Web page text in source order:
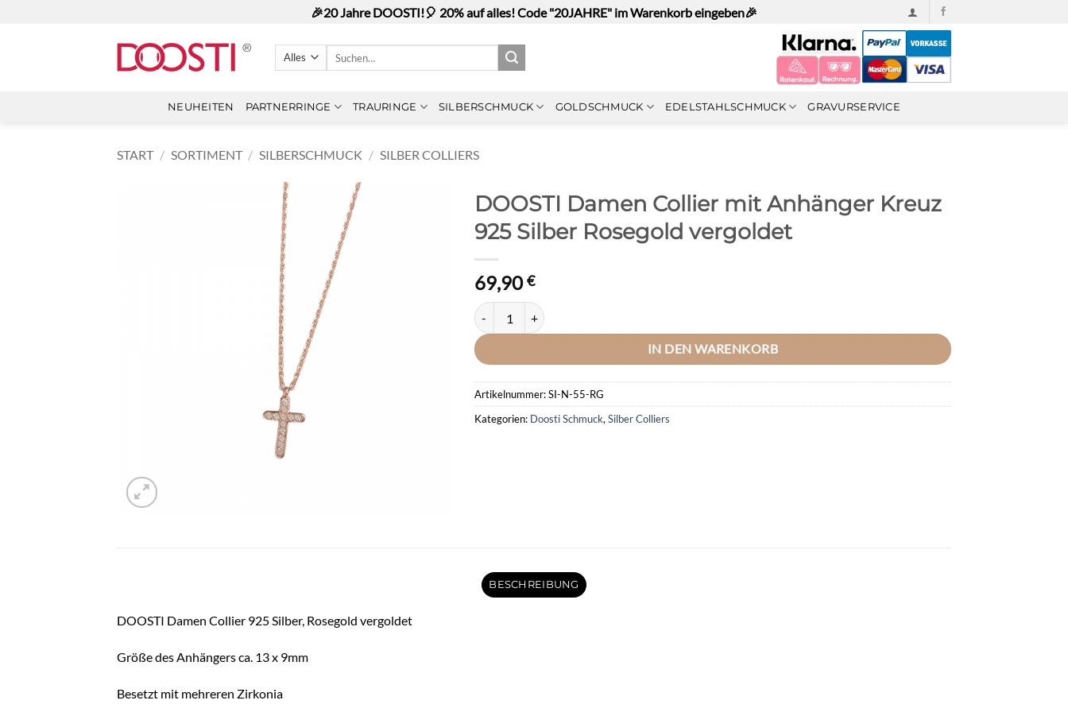
🎉20 Jahre DOOSTI!🎈 20% auf alles! Code "20JAHRE" im Warenkorb eingeben🎉
NEUHEITEN PARTNERRINGE TRAURINGE SILBERSCHMUCK GOLDSCHMUCK EDELSTAHLSCHMUCK GRAVURSERVICE
START / SORTIMENT / SILBERSCHMUCK / SILBER COLLIERS
DOOSTI Damen Collier mit Anhänger Kreuz
925 Silber Rosegold vergoldet
69,90€
DOOSTI Damen Collier mit Anhänger Kreuz 925 Silber Rosegold vergoldet Menge
IN DEN WARENKORB
Artikelnummer:SI-N-55-RG
Kategorien: Doosti Schmuck, Silber Colliers
BESCHREIBUNG
DOOSTI Damen Collier 925 Silber, Rosegold vergoldet
Größe des Anhängers ca. 13 x 9mm
Besetzt mit mehreren Zirkonia